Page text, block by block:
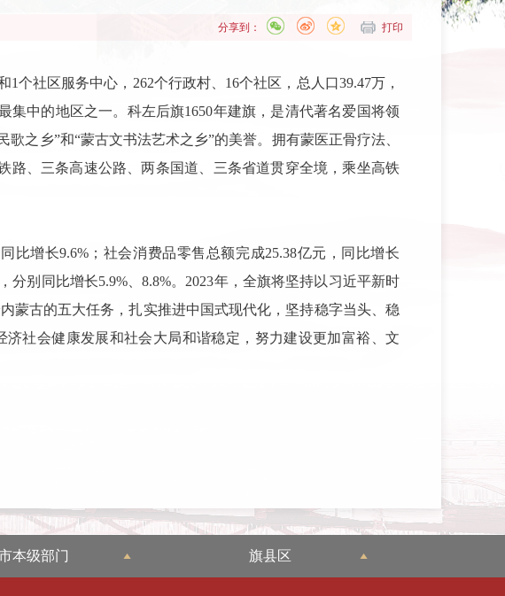
打印
分享到：
个社区服务中心，262个行政村、16个社区，总人口39.47万，
集中的地区之一。科左后旗1650年建旗，是清代著名爱国将领
之乡”和“蒙古文书法艺术之乡”的美誉。拥有蒙医正骨疗法、
路、三条高速公路、两条国道、三条省道贯穿全境，乘坐高铁
比增长9.6%；社会消费品零售总额完成25.38亿元，同比增长
分别同比增长5.9%、8.8%。2023年，全旗将坚持以习近平新时
蒙古的五大任务，扎实推进中国式现代化，坚持稳字当头、稳
社会健康发展和社会大局和谐稳定，努力建设更加富裕、文
本级部门 旗县区